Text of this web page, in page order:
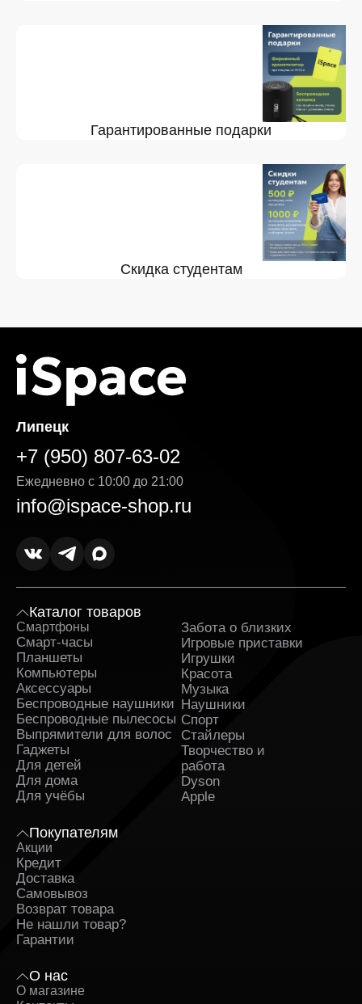
Гарантированные подарки
Скидка студентам
Липецк
+7 (950) 807-63-02
Ежедневно с 10:00 до 21:00
info@ispace-shop.ru
Каталог товаров
Смартфоны
Смарт-часы
Планшеты
Компьютеры
Аксессуары
Беспроводные наушники
Беспроводные пылесосы
Выпрямители для волос
Гаджеты
Для детей
Для дома
Для учёбы
Забота о близких
Игровые приставки
Игрушки
Красота
Музыка
Наушники
Спорт
Стайлеры
Творчество и
работа
Dyson
Apple
Покупателям
Акции
Кредит
Доставка
Самовывоз
Возврат товара
Не нашли товар?
Гарантии
О нас
О магазине